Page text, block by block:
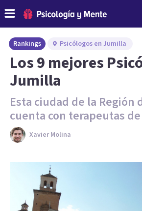
Rankings Psicólogos en Jumilla
Los 9 mejores
Jumilla
Esta ciudad de la Región
cuenta con terapeutas
Xavier Molina